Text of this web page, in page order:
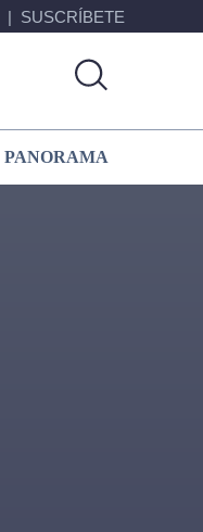
SUSCRÍBETE
PANORAMA